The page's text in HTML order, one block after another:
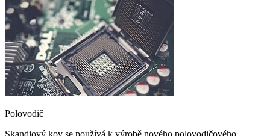
Polovodič